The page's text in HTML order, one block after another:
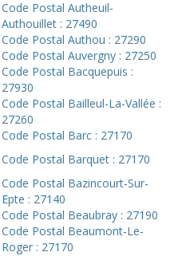
Code Postal Autheuil-
Authouillet : 27490
Code Postal Authou : 27290
Code Postal Auvergny : 27250
Code Postal Bacquepuis :
27930
Code Postal Bailleul-La-Vallée :
27260
Code Postal Barc : 27170
Code Postal Barquet : 27170
Code Postal Bazincourt-Sur-
Epte : 27140
Code Postal Beaubray : 27190
Code Postal Beaumont-Le-
Roger : 27170